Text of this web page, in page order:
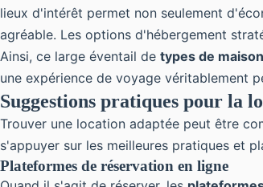
lieux d'intérêt permet non seulement
agréable. Les options d'hébergement
Ainsi, ce large éventail de types de
une expérience de voyage véritablement
Suggestions pratiques pour la
Trouver une location adaptée peut être
s'appuyer sur les meilleures pratiques et
Plateformes de réservation en ligne